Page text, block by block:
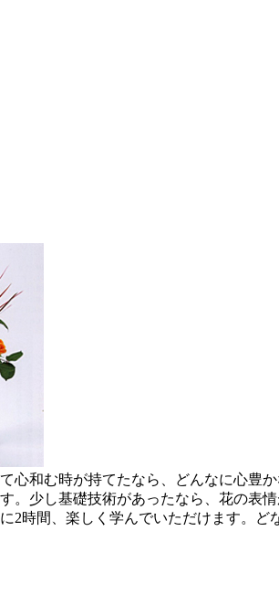
心和む時が持てたなら、どんなに心豊
。少し基礎技術があったなら、花の表
2時間、楽しく学んでいただけます。ど